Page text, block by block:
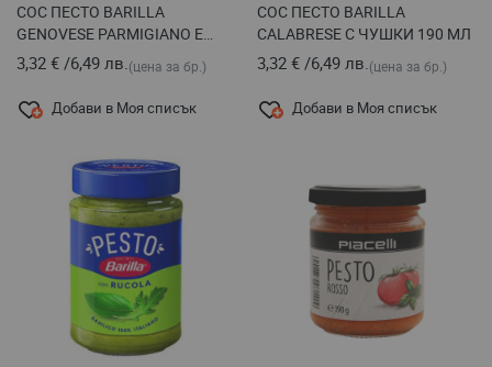
СОС ПЕСТО BARILLA
GENOVESE PARMIGIANO E
BASILICO, БЕЗ ЧЕСЪН 190 МЛ
3,32 € /6,49 лв.(цена за бр.)
Добави в Моя списък
СОС ПЕСТО BARILLA
CALABRESE С ЧУШКИ 190 МЛ
3,32 € /6,49 лв.(цена за бр.)
Добави в Моя списък